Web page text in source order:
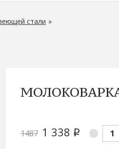
стали
МОЛОКОВАРКА
1487 1 338 q